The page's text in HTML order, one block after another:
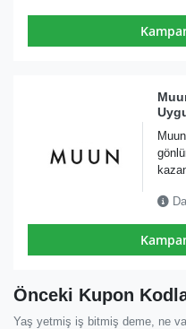
Önceki Kupon
Yaş yetmiş iş bitmiş deme, ne